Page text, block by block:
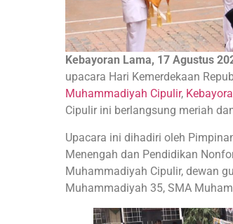
Kebayoran Lama, 17 Agustus
upacara Hari Kemerdekaan
Muhammadiyah Cipulir,
Cipulir ini berlangsung meriah
Upacara ini dihadiri oleh
Menengah dan Pendidikan
Muhammadiyah Cipulir, dewan
Muhammadiyah 35, SMA